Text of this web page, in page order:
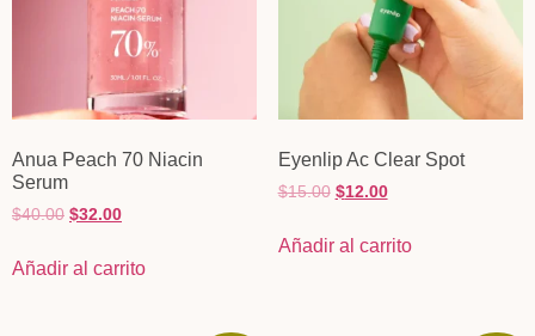
Anua Peach 70 Niacin
Serum
$40.00 $32.00
Añadir al carrito
Eyenlip Ac Clear Spot
$15.00 $12.00
Añadir al carrito